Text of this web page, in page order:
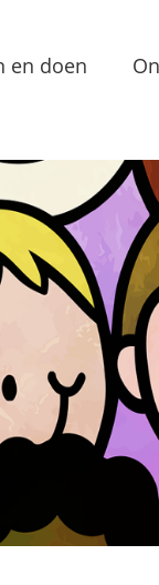
en doen
& Drinken